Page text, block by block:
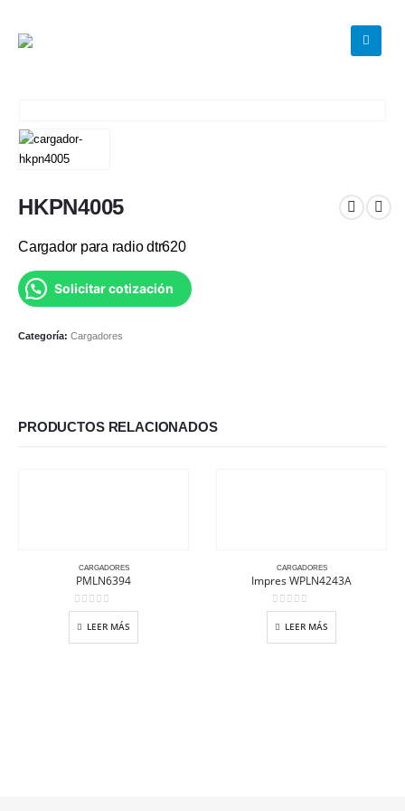
HKPN4005
Cargador para radio dtr620
Solicitar cotización
Categoría: Cargadores
PRODUCTOS RELACIONADOS
CARGADORES
PMLN6394
0out of 5
LEER MÁS
CARGADORES
Impres WPLN4243A
0out of 5
LEER MÁS